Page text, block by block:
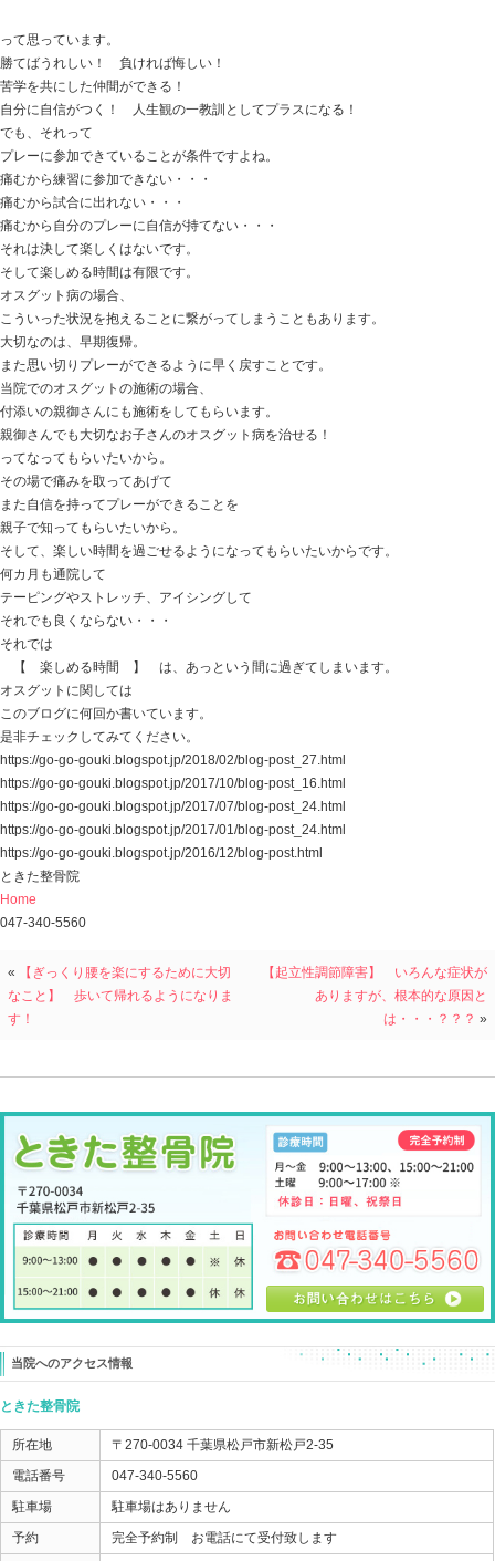
よくもなく、悪くもなく
ただ元気で過ごしてもらえるだけで
有難いです！
なんか、あっという間ですね・・・。
今日の話は
「オスグット病 楽しくプレーできていますか？」
スポーツって、なんでやるの？？？
健全な肉体の育成！？
みんながやっているから！？
上手くなりたいから！？
勝ちたいから！？
なんとなく！？
個人によって、色んな価値観があるかと思います。
私の場合、
近所のお兄ちゃんがやってってカッコよさそうだったか
って不純な動機でしたが(笑)
ワタシなりですが、スポーツをする意義とは
楽しいから！
って思っています。
勝てばうれしい！ 負ければ悔しい！
苦学を共にした仲間ができる！
自分に自信がつく！ 人生観の一教訓としてプラスにな
でも、それって
プレーに参加できていることが条件ですよね。
痛むから練習に参加できない・・・
痛むから試合に出れない・・・
痛むから自分のプレーに自信が持てない・・・
それは決して楽しくはないです。
そして楽しめる時間は有限です。
大切なのは、早期復帰。
また思い切りプレーができるように早く戻すことです。
当院でのオスグットの施術の場合、
付添いの親御さんにも施術をしてもらいます。
親御さんでも大切なお子さんのオスグット病を治せる！
ってなってもらいたいから。
また自信を持ってプレーができることを
親子で知ってもらいたいから。
そして、楽しい時間を過ごせるようになってもらいたい
何カ月も通院して
テーピングやストレッチ、アイシングして
それでも良くならない・・・